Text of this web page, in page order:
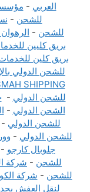
العربي -
للشحن -
للشحن -
بريق كليين
بريق كلين للخدمات
للشحن الدولي
SHIPPING
للشحن الدولي -
الشحن الدولي -
للشحن الدولي -
للشحن الدولي -
جلوبال كارجو -
للشحن - شركة
للشحن - شركة
لنقل العفش